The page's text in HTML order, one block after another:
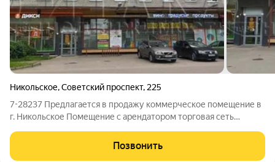
Никольское,Советский проспект, 225
7-28237 Пpедлагaется в продажу коммерческое помещение в
г. Никольское Помещение с арендатором торговая сеть
Площадь общая : 390,5 м2 1 этаж- 248,2 кв.м. / h 4.69 м 2 этаж-
142,3 кв.м. / h
Позвонить